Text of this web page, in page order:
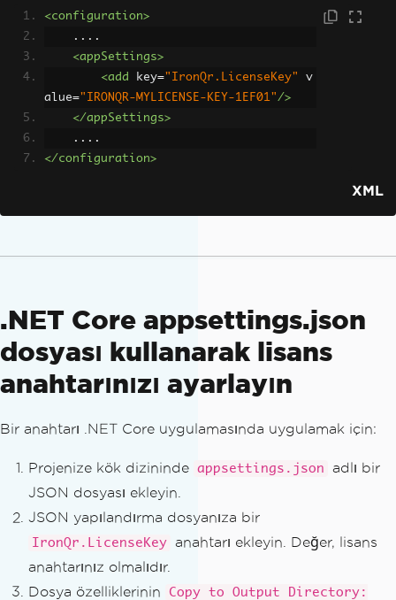
<configuration>
    ....
<appSettings>
<add
key="IronQr.LicenseKey"
v
alue="IRONQR-MYLICENSE-KEY-1EF01"/>
</appSettings>
    ....
</configuration>
XML
.NET Core appsettings.json
dosyası kullanarak lisans
anahtarınızı ayarlayın
Bir anahtarı .NET Core uygulamasında uygulamak için:
Projenize kök dizininde appsettings.json
adlı bir
JSON dosyası ekleyin.
JSON yapılandırma dosyanıza bir
IronQr.LicenseKey anahtarı ekleyin. Değer, lisans
anahtarınız olmalıdır.
Dosya özelliklerinin
Copy to Output Directory: